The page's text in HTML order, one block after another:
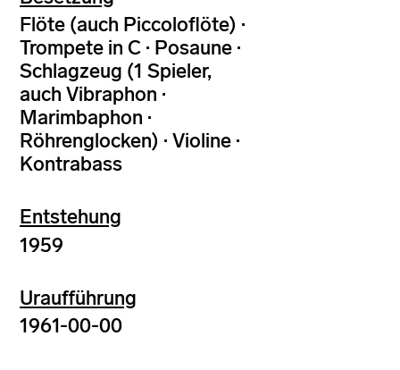
Flöte (auch Piccoloflöte) ·
Trompete in C · Posaune ·
Schlagzeug (1 Spieler,
auch Vibraphon ·
Marimbaphon ·
Röhrenglocken) · Violine ·
Kontrabass
Entstehung
1959
Uraufführung
1961-00-00